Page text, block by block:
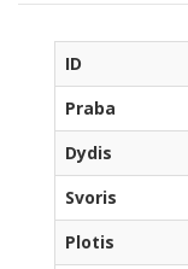
ID
Praba
Dydis
Svoris
Plotis